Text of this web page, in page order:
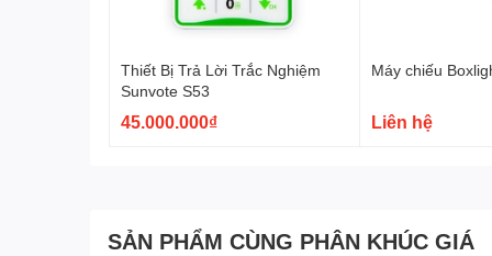
Thiết Bị Trả Lời Trắc Nghiệm
Sunvote S53
45.000.000₫
Máy chiếu
Liên hệ
SẢN PHẨM CÙNG PHÂN KHÚC GIÁ